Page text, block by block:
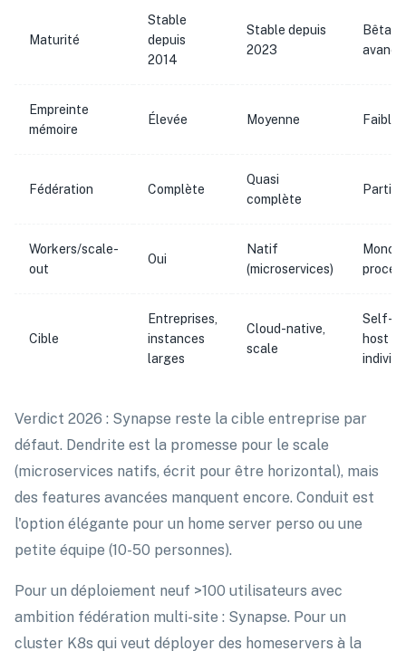
Maturité
Stable
depuis
2014
Stable depuis
2023
Bêta
Empreinte
mémoire
Élevée Moyenne Faible
Fédération Complète
Quasi
complète
Workers/scale-
out
Oui
Natif
(microservices)
Mono-
Cible
Entreprises,
instances
larges
Cloud-native,
scale
Self-
host
Verdict 2026 : Synapse reste la cible entreprise par
défaut. Dendrite est la promesse pour le scale
(microservices natifs, écrit pour être horizontal), mais
des features avancées manquent encore. Conduit est
l'option élégante pour un home server perso ou une
petite équipe (10-50 personnes).
Pour un déploiement neuf >100 utilisateurs avec
ambition fédération multi-site : Synapse. Pour un
cluster K8s qui veut déployer des homeservers à la